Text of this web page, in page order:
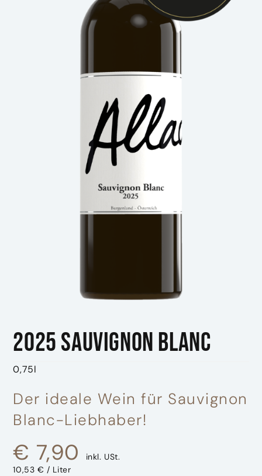
2025 Sauvignon Blanc
0,75l
Der ideale Wein für Sauvignon
Blanc-Liebhaber!
€ 7,90
inkl. USt.
10,53 € / Liter